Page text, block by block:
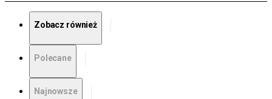
Zobacz również
Polecane
Najnowsze